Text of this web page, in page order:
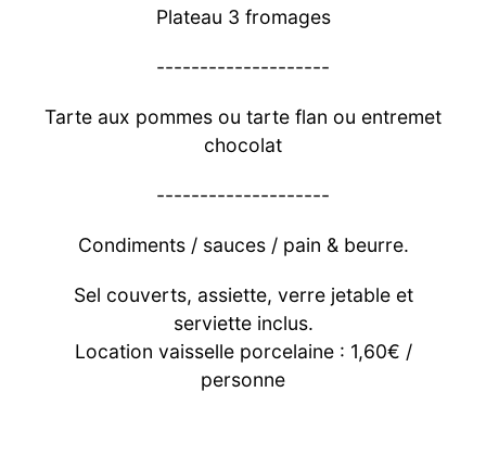
Plateau 3 fromages
--------------------
Tarte aux pommes ou tarte flan ou entremet
chocolat
--------------------
Condiments / sauces / pain & beurre.
Sel couverts, assiette, verre jetable et
serviette inclus.
Location vaisselle porcelaine : 1,60€ /
personne